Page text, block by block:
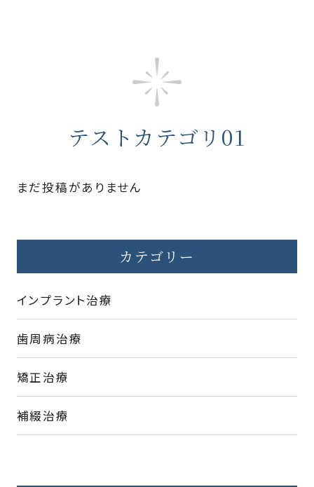
テストカテゴリ01
まだ投稿がありません
カテゴリー
インプラント治療
歯周病治療
矯正治療
補綴治療